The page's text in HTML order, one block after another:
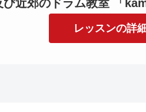
び近郊のドラム教室 「
レッスンの詳